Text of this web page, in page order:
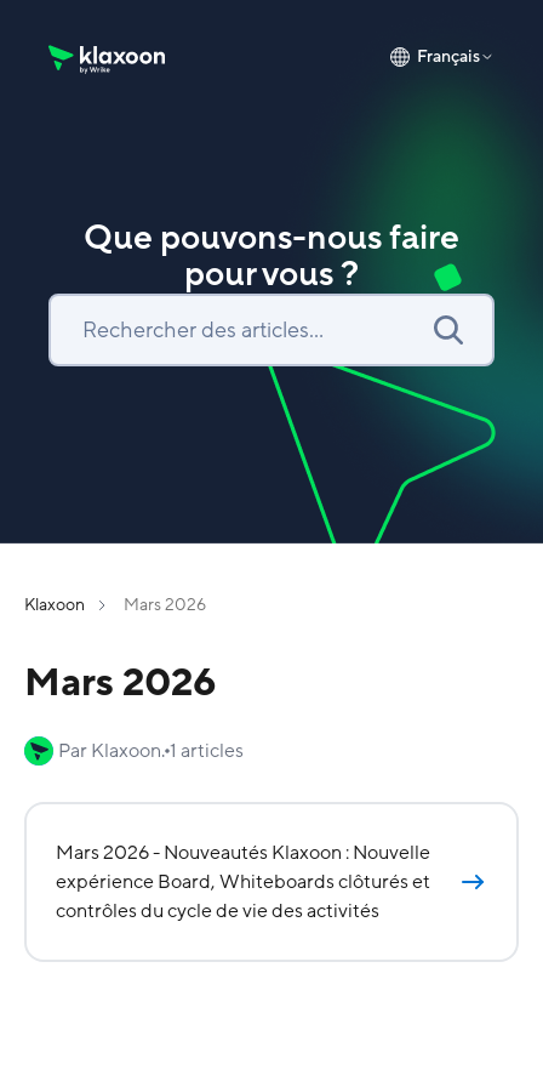
Français
Que pouvons-nous faire
pour vous ?
Klaxoon Mars 2026
Mars 2026
Par Klaxoon.1 articles
Mars 2026 - Nouveautés Klaxoon : Nouvelle
expérience Board, Whiteboards clôturés et
contrôles du cycle de vie des activités